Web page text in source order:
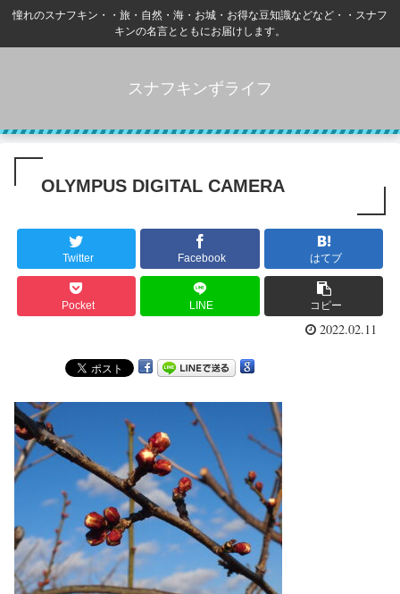
憧れのスナフキン・・旅・自然・海・お城・お得な豆知識などなど・・スナフ
キンの名言とともにお届けします。
スナフキンずライフ
OLYMPUS DIGITAL CAMERA
Twitter Facebook はてブ
Pocket LINE コピー
2022.02.11